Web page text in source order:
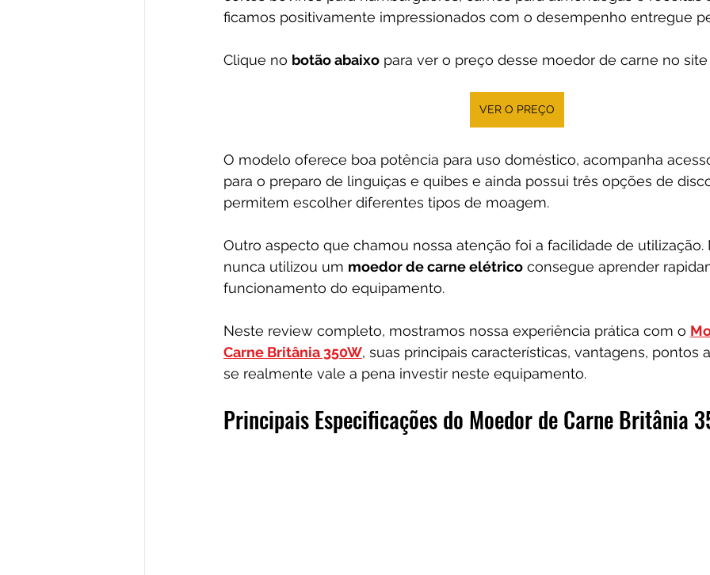
ficamos positivamente impressionados com o desempenho entregue
Clique no botão abaixo para ver o preço desse moedor de carne no
VER O PREÇO
O modelo oferece boa potência para uso doméstico, acompanha
para o preparo de linguiças e quibes e ainda possui três opções de
permitem escolher diferentes tipos de moagem.
Outro aspecto que chamou nossa atenção foi a facilidade de
nunca utilizou um moedor de carne elétrico consegue aprender
funcionamento do equipamento.
Neste review completo, mostramos nossa experiência prática com o
Carne Britânia 350W, suas principais características, vantagens, pontos
se realmente vale a pena investir neste equipamento.
Principais Especificações do Moedor de Carne Britânia